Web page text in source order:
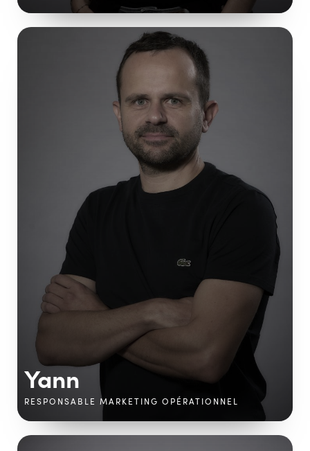
Yann
RESPONSABLE MARKETING OPÉRATIONNEL